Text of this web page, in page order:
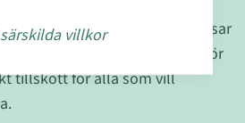
Läkemalvablad 333A passar
eller kostpreferenser, vilket gör
tillskott för alla som vill
villkor